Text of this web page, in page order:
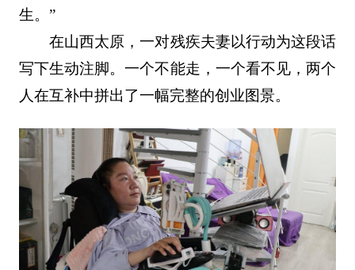
生。”
在山西太原，一对残疾夫妻以行动为这段话
写下生动注脚。一个不能走，一个看不见，两个
人在互补中拼出了一幅完整的创业图景。